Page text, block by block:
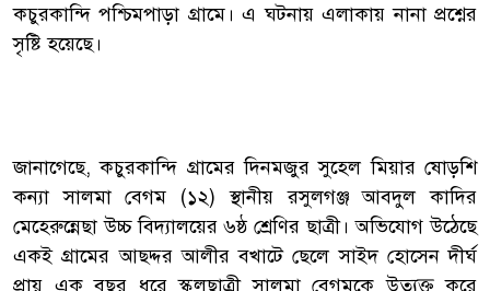
কচুরকান্দি পশ্চিমপাড়া গ্রামে। এ ঘটনায় এলাকায় নানা প্রশ্নের
সৃষ্টি হয়েছে।
জানাগেছে, কচুরকান্দি গ্রামের দিনমজুর সুহেল মিয়ার ষোড়শি
কন্যা সালমা বেগম (১২) স্থানীয় রসুলগঞ্জ আবদুল কাদির
মেহেরুন্নেছা উচ্চ বিদ্যালয়ের ৬ষ্ঠ শ্রেণির ছাত্রী। অভিযোগ উঠেছে
একই গ্রামের আছদ্দর আলীর বখাটে ছেলে সাইদ হোসেন দীর্ঘ
প্রায় এক বছর ধরে স্কুলছাত্রী সালমা বেগমকে উত্যক্ত করে